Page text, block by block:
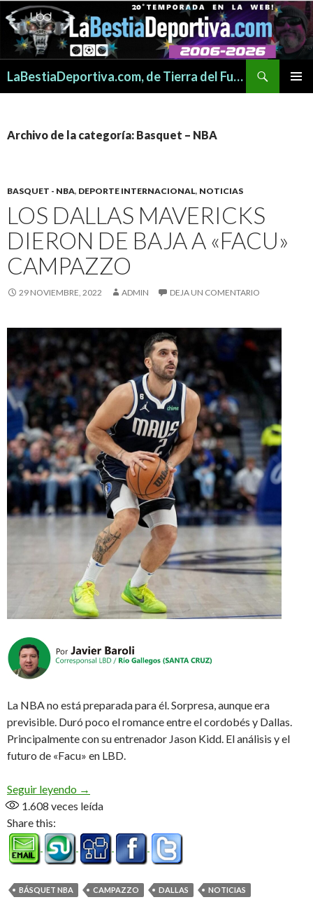
LaBestiaDeportiva.com, de Tierra del Fuego para todo el mundo
Archivo de la categoría: Basquet – NBA
BASQUET - NBA, DEPORTE INTERNACIONAL, NOTICIAS
LOS DALLAS MAVERICKS
DIERON DE BAJA A «FACU»
CAMPAZZO
29 NOVIEMBRE, 2022 ADMIN DEJA UN COMENTARIO
La NBA no está preparada para él. Sorpresa, aunque era
previsible. Duró poco el romance entre el cordobés y Dallas.
Principalmente con su entrenador Jason Kidd. El análisis y el
futuro de «Facu» en LBD.
Seguir leyendo Los Dallas Mavericks dieron de baja a «Facu»
→
1.608 veces leída
Share this:
BÁSQUET NBA CAMPAZZO DALLAS NOTICIAS